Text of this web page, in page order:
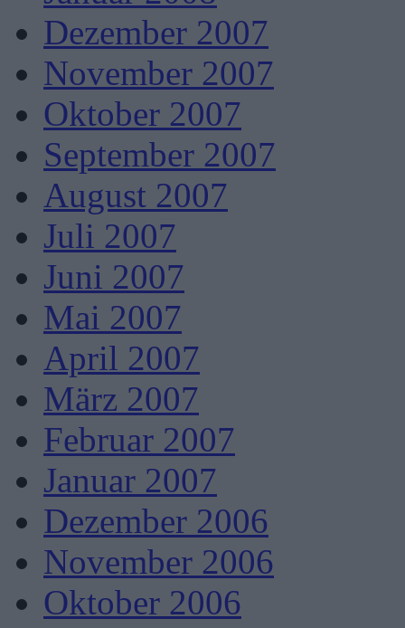
Dezember 2007
November 2007
Oktober 2007
September 2007
August 2007
Juli 2007
Juni 2007
Mai 2007
April 2007
März 2007
Februar 2007
Januar 2007
Dezember 2006
November 2006
Oktober 2006